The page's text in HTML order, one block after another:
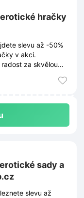
hračky
slevu až -50%
v akci.
za skvělou
sady a
slevu až